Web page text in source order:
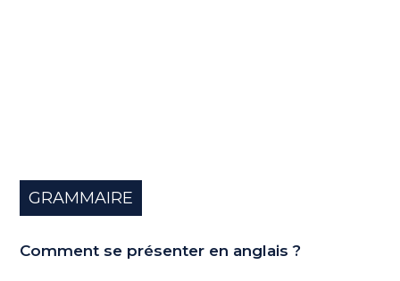
GRAMMAIRE
Comment se présenter en anglais ?